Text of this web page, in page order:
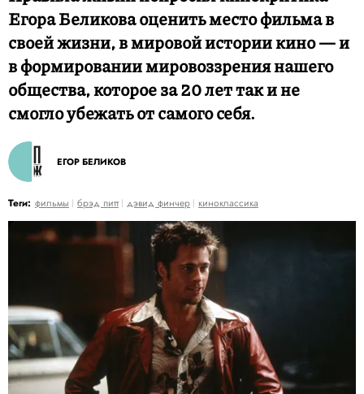
Егора Беликова оценить место фильма в
своей жизни, в мировой истории кино — и
в формировании мировоззрения нашего
общества, которое за 20 лет так и не
смогло убежать от самого себя.
ЕГОР БЕЛИКОВ
Теги: фильмы брэд питт дэвид финчер киноклассика